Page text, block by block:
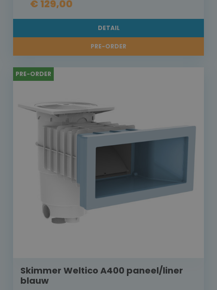
€ 129,00
DETAIL
PRE-ORDER
PRE-ORDER
Skimmer Weltico A400 paneel/liner
blauw